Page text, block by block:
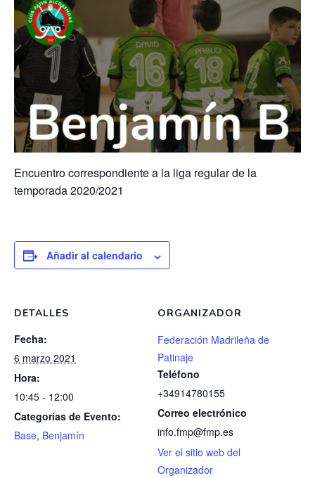
Encuentro correspondiente a la liga regular de la
temporada 2020/2021
Añadir al calendario
DETALLES
Fecha:
6 marzo 2021
Hora:
10:45 - 12:00
Categorías de Evento:
Base, Benjamín
ORGANIZADOR
Federación Madrileña de
Patinaje
Teléfono
+34914780155
Correo electrónico
info.fmp@fmp.es
Ver el sitio web del
Organizador